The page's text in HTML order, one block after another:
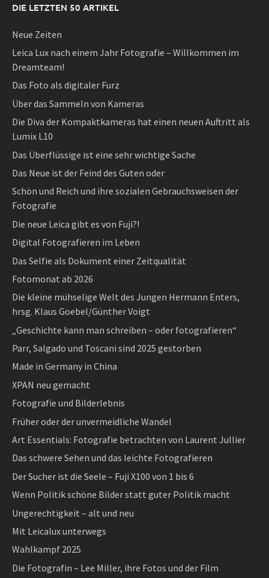
DIE LETZTEN 50 ARTIKEL
Neue Zeiten
Leica Lux nach einem Jahr Fotografie – Willkommen im
Dreamteam!
Das Foto als digitaler Furz
Über das Sammeln von Kameras
Die Diva der Kompaktkameras hat einen neuen Auftritt als
Lumix L10
Das Überflüssige ist eine sehr wichtige Sache
Das Neue ist der Feind des Guten oder
Schön und Reich und ihre sozialen Gebrauchsweisen der
Fotografie
Die neue Leica gibt es von Fuji?!
Digital Fotografieren im Leben
Das Selfie als Dokument einer Zeitqualität
Fotomonat ab 2026
Die kleine mühselige Welt des Jungen Hermann Enters,
hrsg. Klaus Goebel/Günther Voigt
„Geschichte kann man schreiben – oder fotografieren“
Parr, Salgado und Toscani sind 2025 gestorben
Made in Germany in China
XPAN neu gemacht
Fotografie und Bilderlebnis
Früher oder der unvermeidliche Wandel
Art Essentials: Fotografie betrachten von Laurent Jullier
Das schwere Sehen und das leichte Fotografieren
Der Sucher ist die Seele – Fuji X100 von 1 bis 6
Wenn Politik schöne Bilder statt guter Politik macht
Ungerechtigkeit – alt und neu
Mit Leicalux unterwegs
Wahlkampf 2025
Die Fotografin – Lee Miller, ihre Fotos und der Film